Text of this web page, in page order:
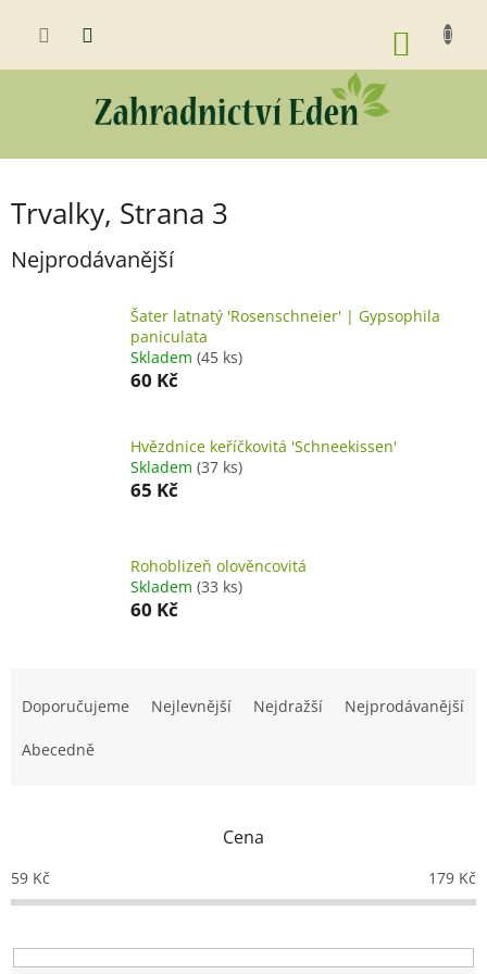
KOŠÍK
Trvalky, Strana 3
Nejprodávanější
Šater latnatý 'Rosenschneier' | Gypsophila
paniculata
Skladem (45 ks)
60 Kč
Hvězdnice keříčkovitá 'Schneekissen'
Skladem (37 ks)
65 Kč
Rohoblizeň olověncovitá
Skladem (33 ks)
60 Kč
o
d
k
t
Doporučujeme Nejlevnější Nejdražší Nejprodávanější
Abecedně
Cena
59 Kč 179 Kč